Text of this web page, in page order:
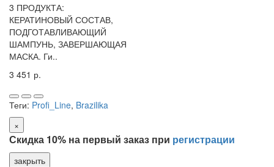
3 ПРОДУКТА:
КЕРАТИНОВЫЙ СОСТАВ,
ПОДГОТАВЛИВАЮЩИЙ
ШАМПУНЬ, ЗАВЕРШАЮЩАЯ
МАСКА. Ги..
3 451 р.
Теги: Profi_Line, Brazilika
×
Скидка 10% на первый заказ при регистрации
закрыть